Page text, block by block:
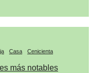
Casa Cenicienta
más notables